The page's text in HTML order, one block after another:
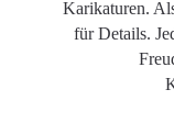
Karikaturen.
für Details.